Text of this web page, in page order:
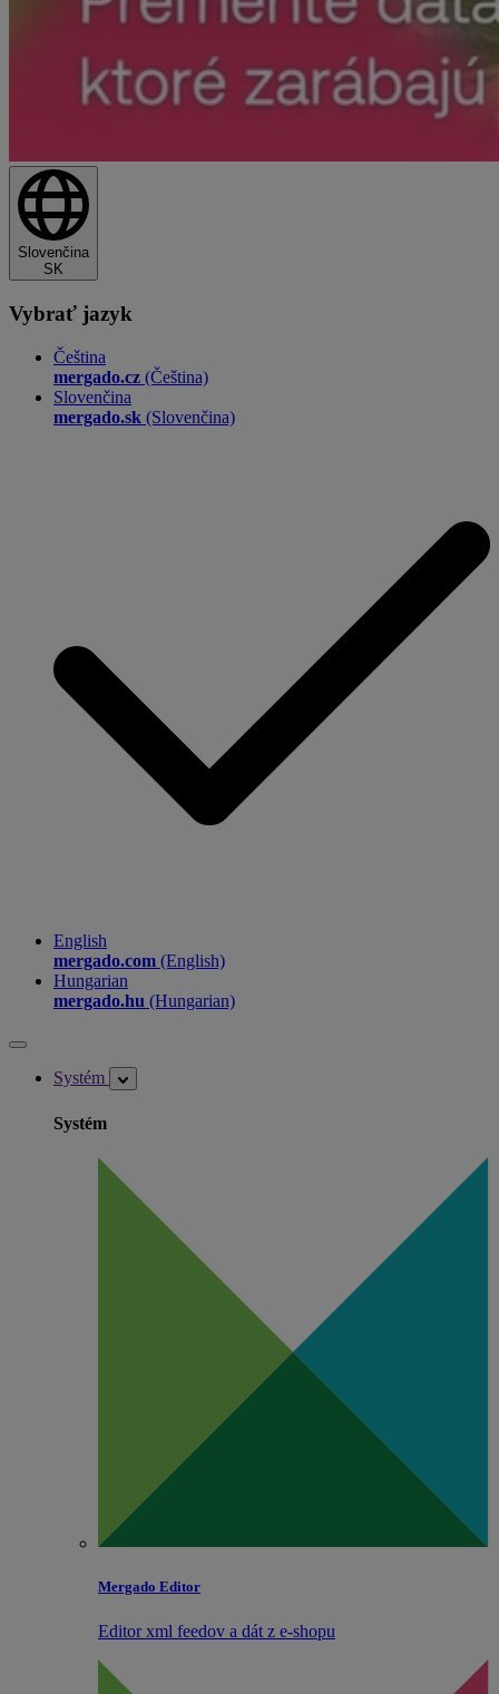
Slovenčina
SK
Vybrať jazyk
Čeština
mergado.cz (Čeština)
Slovenčina
mergado.sk (Slovenčina)
English
mergado.com (English)
Hungarian
mergado.hu (Hungarian)
Systém
Systém
Mergado Editor
Editor xml feedov a dát z e‑shopu